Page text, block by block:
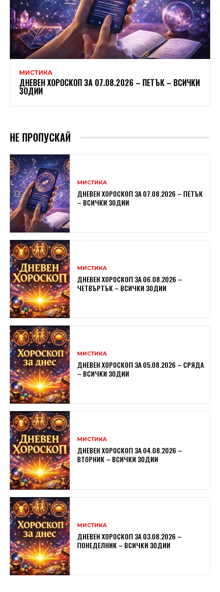
МИСТИКА
ДНЕВЕН ХОРОСКОП ЗА 07.08.2026 – ПЕТЪК – ВСИЧКИ
ЗОДИИ
НЕ ПРОПУСКАЙ
МИСТИКА
ДНЕВЕН ХОРОСКОП ЗА 07.08.2026 – ПЕТЪК
– ВСИЧКИ ЗОДИИ
МИСТИКА
ДНЕВЕН ХОРОСКОП ЗА 06.08.2026 –
ЧЕТВЪРТЪК – ВСИЧКИ ЗОДИИ
МИСТИКА
ДНЕВЕН ХОРОСКОП ЗА 05.08.2026 – СРЯДА
– ВСИЧКИ ЗОДИИ
МИСТИКА
ДНЕВЕН ХОРОСКОП ЗА 04.08.2026 –
ВТОРНИК – ВСИЧКИ ЗОДИИ
МИСТИКА
ДНЕВЕН ХОРОСКОП ЗА 03.08.2026 –
ПОНЕДЕЛНИК – ВСИЧКИ ЗОДИИ